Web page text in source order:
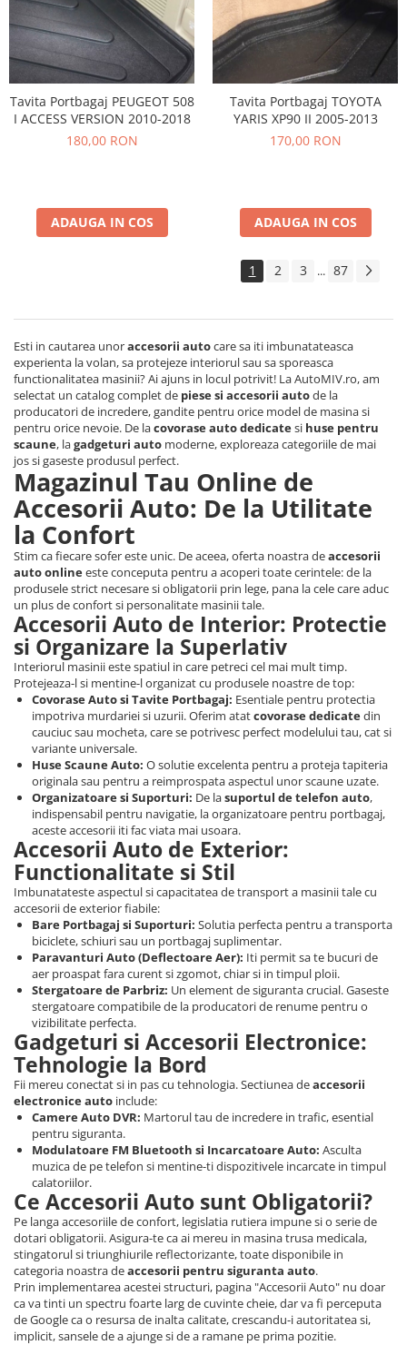
Tavita Portbagaj PEUGEOT 508
I ACCESS VERSION 2010-2018
180,00 RON
ADAUGA IN COS
Tavita Portbagaj TOYOTA
YARIS XP90 II 2005-2013
170,00 RON
ADAUGA IN COS
1 2 3 ... 87
Esti in cautarea unoraccesorii autocare sa iti imbunatateasca
experienta la volan, sa protejeze interiorul sau sa sporeasca
functionalitatea masinii? Ai ajuns in locul potrivit! La AutoMIV.ro, am
selectat un catalog complet de piese si accesorii autode la
producatori de incredere, gandite pentru orice model de masina si
pentru orice nevoie. De lacovorase auto dedicatesi huse pentru
scaune, lagadgeturi auto moderne, exploreaza categoriile de mai
jos si gaseste produsul perfect.
Magazinul Tau Online de
Accesorii Auto: De la Utilitate
la Confort
Stim ca fiecare sofer este unic. De aceea, oferta noastra deaccesorii
auto onlineeste conceputa pentru a acoperi toate cerintele: de la
produsele strict necesare si obligatorii prin lege, pana la cele care aduc
un plus de confort si personalitate masinii tale.
Accesorii Auto de Interior: Protectie
si Organizare la Superlativ
Interiorul masinii este spatiul in care petreci cel mai mult timp.
Protejeaza-l si mentine-l organizat cu produsele noastre de top:
Covorase Auto si Tavite Portbagaj: Esentiale pentru protectia
impotriva murdariei si uzurii. Oferim atatcovorase dedicatedin
cauciuc sau mocheta, care se potrivesc perfect modelului tau, cat si
variante universale.
Huse Scaune Auto: O solutie excelenta pentru a proteja tapiteria
originala sau pentru a reimprospata aspectul unor scaune uzate.
Organizatoare si Suporturi: De lasuportul de telefon auto,
indispensabil pentru navigatie, la organizatoare pentru portbagaj,
aceste accesorii iti fac viata mai usoara.
Accesorii Auto de Exterior:
Functionalitate si Stil
Imbunatateste aspectul si capacitatea de transport a masinii tale cu
accesorii de exterior fiabile:
Bare Portbagaj si Suporturi: Solutia perfecta pentru a transporta
biciclete, schiuri sau un portbagaj suplimentar.
Paravanturi Auto (Deflectoare Aer): Iti permit sa te bucuri de
aer proaspat fara curent si zgomot, chiar si in timpul ploii.
Stergatoare de Parbriz: Un element de siguranta crucial. Gaseste
stergatoare compatibile de la producatori de renume pentru o
vizibilitate perfecta.
Gadgeturi si Accesorii Electronice:
Tehnologie la Bord
Fii mereu conectat si in pas cu tehnologia. Sectiunea deaccesorii
electronice auto include:
Camere Auto DVR: Martorul tau de incredere in trafic, esential
pentru siguranta.
Modulatoare FM Bluetooth si Incarcatoare Auto: Asculta
muzica de pe telefon si mentine-ti dispozitivele incarcate in timpul
calatoriilor.
Ce Accesorii Auto sunt Obligatorii?
Pe langa accesoriile de confort, legislatia rutiera impune si o serie de
dotari obligatorii. Asigura-te ca ai mereu in masina trusa medicala,
stingatorul si triunghiurile reflectorizante, toate disponibile in
categoria noastra deaccesorii pentru siguranta auto.
Prin implementarea acestei structuri, pagina "Accesorii Auto" nu doar
ca va tinti un spectru foarte larg de cuvinte cheie, dar va fi perceputa
de Google ca o resursa de inalta calitate, crescandu-i autoritatea si,
implicit, sansele de a ajunge si de a ramane pe prima pozitie.